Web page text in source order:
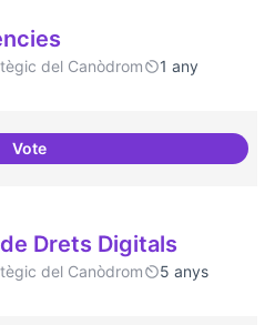
del Canòdrom
1 any
VoteMapeig d'experiències
Drets Digitals
del Canòdrom
5 anys